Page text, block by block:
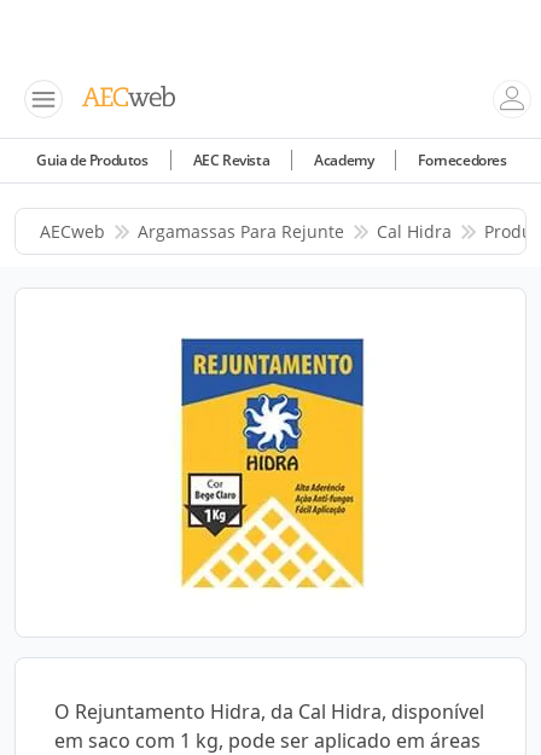
Guia de Produtos AEC Revista Academy Fornecedores
AECweb Argamassas Para Rejunte Cal Hidra
O Rejuntamento Hidra, da Cal Hidra, disponível
em saco com 1 kg, pode ser aplicado em áreas